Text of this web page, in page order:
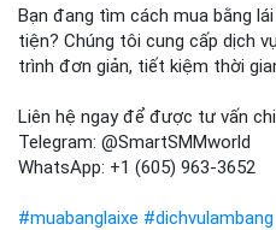
nếu chuyển sang ví lạnh, tín
của nhà đầu tư lớn vẫn còn
tiếp theo từ địa chỉ này để xác
Tránh hành động theo cảm xúc;
và quản lý rủi ro chặt chẽ trong
Bạn đang tìm cách mua bằng
tiện? Chúng tôi cung cấp dịch
trình đơn giản, tiết kiệm thời
Liên hệ ngay để được tư vấn
Telegram: @SmartSMMworld
WhatsApp: +1 (605) 963-3652
#muabanglaixe #dichvulambang